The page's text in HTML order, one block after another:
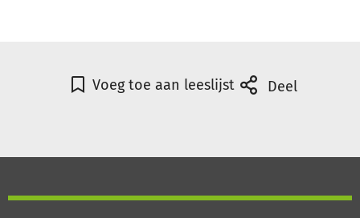
Voeg toe aan leeslijst Deel